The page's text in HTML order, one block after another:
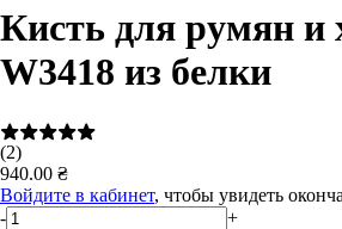
Кисть для румян и
W3418 из белки
(2)
940.00 ₴
Войдите в кабинет, чтобы увидеть
-
+